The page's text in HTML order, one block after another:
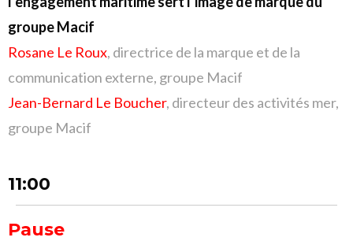
groupe Macif
Rosane Le Roux, directrice de la marque et de la
communication externe, groupe Macif
Jean-Bernard Le Boucher, directeur des activités mer,
groupe Macif
11:00
Pause